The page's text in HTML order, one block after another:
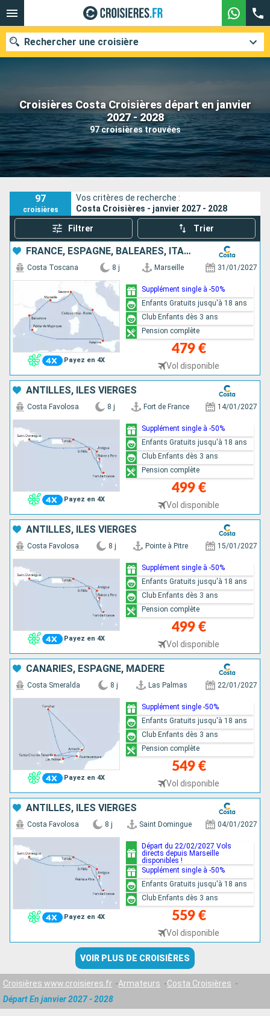
Croisières Costa Croisières départ en janvier
2027 - 2028
97 croisières trouvées
Rechercher une croisière
Nos destinations
Mois de départ
Ports Compagnies
Rechercher
97
croisières
Vos critères de recherche :
Costa Croisières - janvier 2027 - 2028
Filtrer Trier
FRANCE, ESPAGNE, BALÉARES, ITALIE
Payez en 4X
Costa Toscana 8 j Marseille 31/01/2027
479 €
Vol disponible
Supplément single à -50%
Enfants Gratuits jusqu'à 18 ans
Club Enfants dès 3 ans
Pension complète
ANTILLES, ILES VIERGES
Payez en 4X
Costa Favolosa 8 j Fort de France 14/01/2027
499 €
Vol disponible
Supplément single à -50%
Enfants Gratuits jusqu'à 18 ans
Club Enfants dès 3 ans
Pension complète
ANTILLES, ILES VIERGES
Payez en 4X
Costa Favolosa 8 j Pointe à Pitre 15/01/2027
499 €
Vol disponible
Supplément single à -50%
Enfants Gratuits jusqu'à 18 ans
Club Enfants dès 3 ans
Pension complète
CANARIES, ESPAGNE, MADÈRE
Payez en 4X
Costa Smeralda 8 j Las Palmas 22/01/2027
549 €
Vol disponible
Supplément single -50%
Enfants Gratuits jusqu'à 18 ans
Club Enfants dès 3 ans
Pension complète
ANTILLES, ILES VIERGES
Payez en 4X
Costa Favolosa 8 j Saint Domingue 04/01/2027
559 €
Vol disponible
Départ du 22/02/2027 Vols
directs depuis Marseille
disponibles !
Supplément single à -50%
Enfants Gratuits jusqu'à 18 ans
Club Enfants dès 3 ans
VOIR PLUS DE CROISIÈRES
Croisières www.croisieres.fr Armateurs
Costa Croisières
Départ En janvier 2027 - 2028